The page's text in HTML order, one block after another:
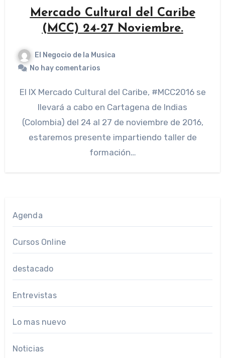
Mercado Cultural del Caribe
(MCC) 24-27 Noviembre.
El Negocio de la Musica
No hay comentarios
El IX Mercado Cultural del Caribe, #MCC2016 se
llevará a cabo en Cartagena de Indias
(Colombia) del 24 al 27 de noviembre de 2016,
estaremos presente impartiendo taller de
formación…
Agenda
Cursos Online
destacado
Entrevistas
Lo mas nuevo
Noticias